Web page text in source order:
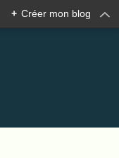
+ Créer mon blog